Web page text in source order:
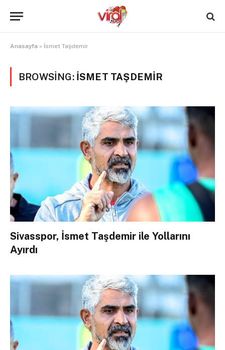
Anasayfa » İsmet Taşdemir
BROWSING: İSMET TAŞDEMIR
Sivasspor, İsmet Taşdemir ile Yollarını
Ayırdı